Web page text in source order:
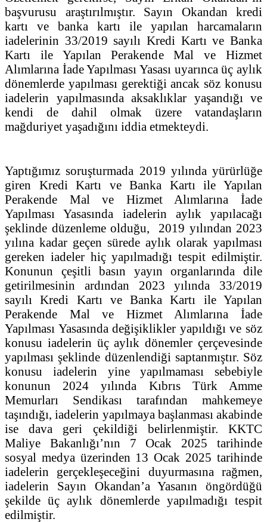
başvurusu araştırılmıştır. Sayın Okandan kredi
kartı ve banka kartı ile yapılan harcamaların
iadelerinin 33/2019 sayılı Kredi Kartı ve Banka
Kartı ile Yapılan Perakende Mal ve Hizmet
Alımlarına İade Yapılması Yasası uyarınca üç aylık
dönemlerde yapılması gerektiği ancak söz konusu
iadelerin yapılmasında aksaklıklar yaşandığı ve
kendi de dahil olmak üzere vatandaşların
mağduriyet yaşadığını iddia etmekteydi.
Yaptığımız soruşturmada 2019 yılında yürürlüğe
giren Kredi Kartı ve Banka Kartı ile Yapılan
Perakende Mal ve Hizmet Alımlarına İade
Yapılması Yasasında iadelerin aylık yapılacağı
şeklinde düzenleme olduğu, 2019 yılından 2023
yılına kadar geçen sürede aylık olarak yapılması
gereken iadeler hiç yapılmadığı tespit edilmiştir.
Konunun çeşitli basın yayın organlarında dile
getirilmesinin ardından 2023 yılında 33/2019
sayılı Kredi Kartı ve Banka Kartı ile Yapılan
Perakende Mal ve Hizmet Alımlarına İade
Yapılması Yasasında değişiklikler yapıldığı ve söz
konusu iadelerin üç aylık dönemler çerçevesinde
yapılması şeklinde düzenlendiği saptanmıştır. Söz
konusu iadelerin yine yapılmaması sebebiyle
konunun 2024 yılında Kıbrıs Türk Amme
Memurları Sendikası tarafından mahkemeye
taşındığı, iadelerin yapılmaya başlanması akabinde
ise dava geri çekildiği belirlenmiştir. KKTC
Maliye Bakanlığı’nın 7 Ocak 2025 tarihinde
sosyal medya üzerinden 13 Ocak 2025 tarihinde
iadelerin gerçekleşeceğini duyurmasına rağmen,
iadelerin Sayın Okandan’a Yasanın öngördüğü
şekilde üç aylık dönemlerde yapılmadığı tespit
edilmiştir.